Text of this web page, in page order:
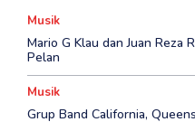
Musik
Mario G Klau dan Juan Reza
Pelan
Musik
Grup Band California,